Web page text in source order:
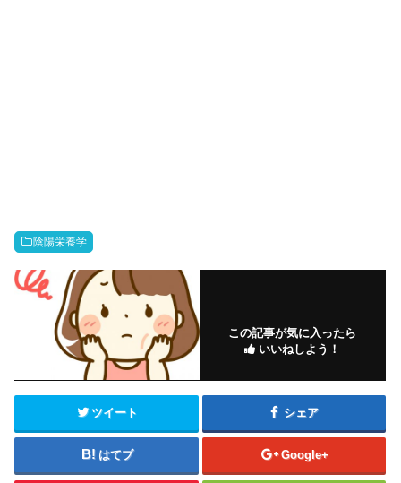
陰陽栄養学
この記事が気に入ったら
いいねしよう！
ツイート シェア
はてブ Google+